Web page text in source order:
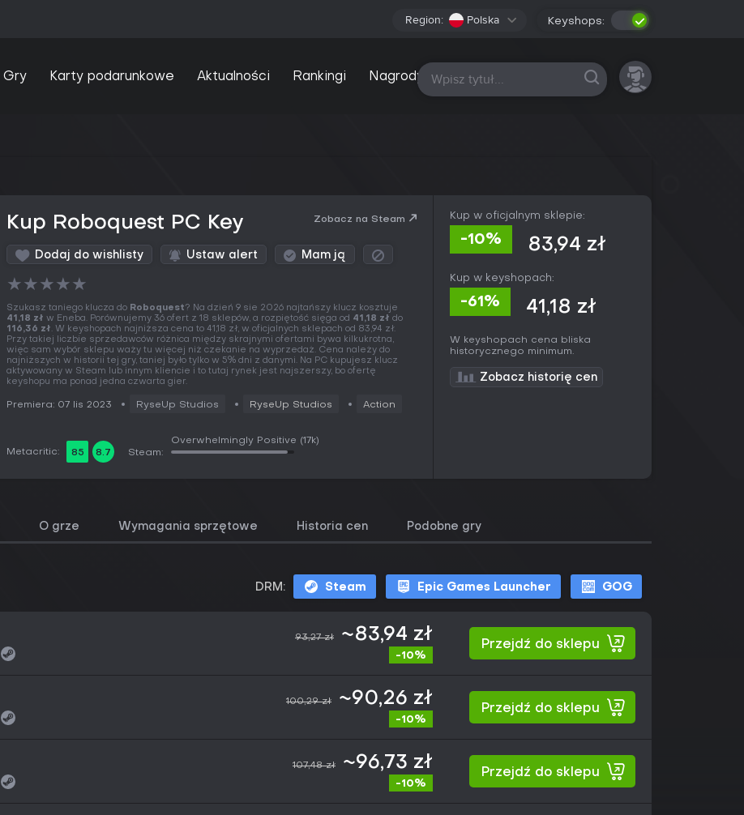
Region: Polska Keyshops:
Gry Karty podarunkowe Aktualności Rankingi Nagrody Wszystkie platformy
Kup Roboquest PC Key Zobacz na Steam
Dodaj do wishlisty Ustaw alert Mam ją
★★★★★
Szukasz taniego klucza do Roboquest? Na dzień 9 sie 2026 najtańszy klucz kosztuje
41,18 zł w Eneba. Porównujemy 36 ofert z 18 sklepów, a rozpiętość sięga od 41,18 zł do
116,36 zł. W keyshopach najniższa cena to 41,18 zł, w oficjalnych sklepach od 83,94 zł.
Przy takiej liczbie sprzedawców różnica między skrajnymi ofertami bywa kilkukrotna,
więc sam wybór sklepu waży tu więcej niż czekanie na wyprzedaż. Cena należy do
najniższych w historii tej gry, taniej było tylko w 5% dni z danymi. Na PC kupujesz klucz
aktywowany w Steam lub innym kliencie i to tutaj rynek jest najszerszy, bo ofertę
keyshopu ma ponad jedna czwarta gier.
Premiera: 07 lis 2023 RyseUp Studios RyseUp Studios Action
Metacritic: 85 8.7 Steam:
Overwhelmingly Positive (17k)
Kup w oficjalnym sklepie:
-10% 83,94 zł
Kup w keyshopach:
-61% 41,18 zł
W keyshopach cena bliska
historycznego minimum.
Zobacz historię cen
O grze Wymagania sprzętowe Historia cen Podobne gry
DRM: Steam Epic Games Launcher GOG
93,27 zł ~83,94 zł
-10%
Przejdź do sklepu
100,29 zł ~90,26 zł
-10%
Przejdź do sklepu
107,48 zł ~96,73 zł
-10%
Przejdź do sklepu